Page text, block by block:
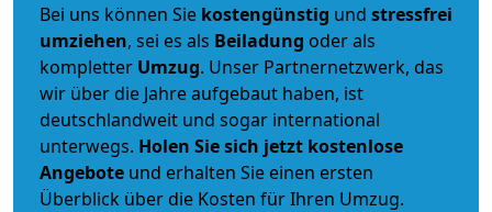
Bei uns können Sie kostengünstig und stressfrei
umziehen, sei es als Beiladung oder als
kompletter Umzug. Unser Partnernetzwerk, das
wir über die Jahre aufgebaut haben, ist
deutschlandweit und sogar international
unterwegs. Holen Sie sich jetzt kostenlose
Angebote und erhalten Sie einen ersten
Überblick über die Kosten für Ihren Umzug.